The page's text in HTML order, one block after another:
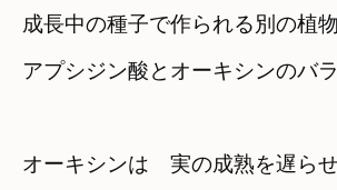
成長中の種子で作られる別の植
アプシジン酸とオーキシンのバ
オーキシンは　実の成熟を遅ら